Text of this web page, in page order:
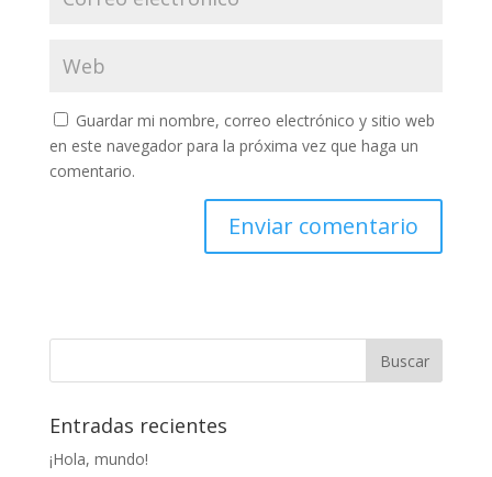
Guardar mi nombre, correo electrónico y sitio web
en este navegador para la próxima vez que haga un
comentario.
Entradas recientes
¡Hola, mundo!